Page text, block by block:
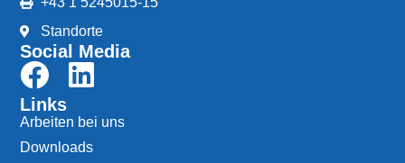
Standorte
Links
Arbeiten bei uns
Downloads
Social Media